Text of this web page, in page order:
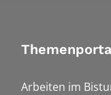
Arbeiten im